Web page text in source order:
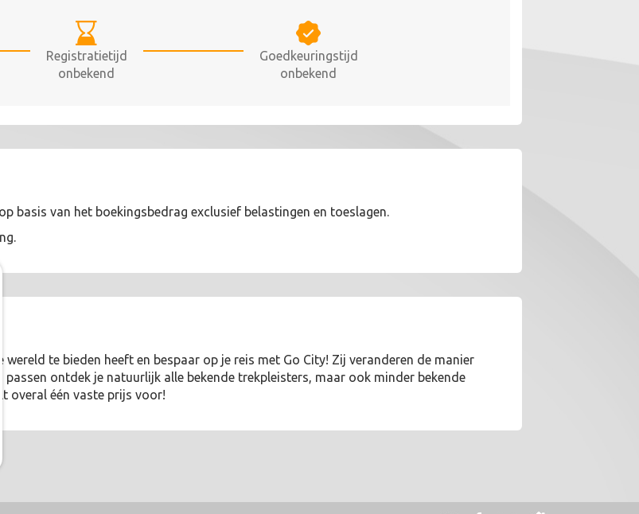
Registratietijd
onbekend
Goedkeuringstijd
onbekend
basis van het boekingsbedrag exclusief belastingen en toeslagen.
te bieden heeft en bespaar op je reis met Go City! Zij veranderen de manier
passen ontdek je natuurlijk alle bekende trekpleisters, maar ook minder bekende
overal één vaste prijs voor!